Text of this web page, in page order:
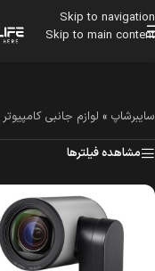
Skip to navigation
Skip to main content
سایبرشاپ » لوازم جانبی کامپیوتر
مشاهده فیلترها